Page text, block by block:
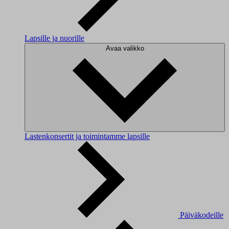
Lapsille ja nuorille
Avaa valikko
Lastenkonsertit ja toimintamme lapsille
Päiväkodeille